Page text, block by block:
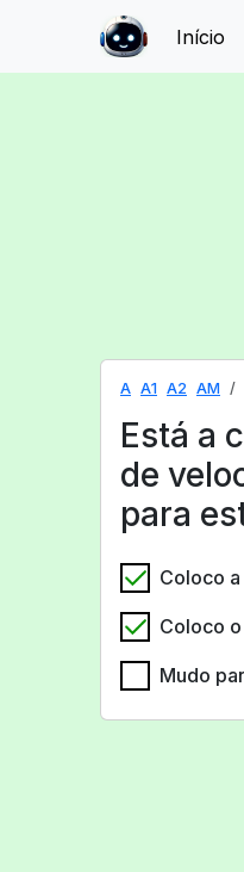
Início
A A1 A2 AM
Está a
de
para
Coloco
Coloco
Mudo